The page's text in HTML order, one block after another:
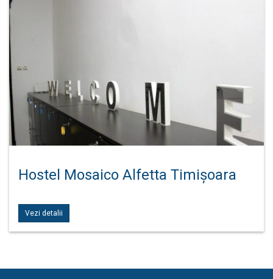
Hostel Mosaico Alfetta Timișoara
Vezi detalii